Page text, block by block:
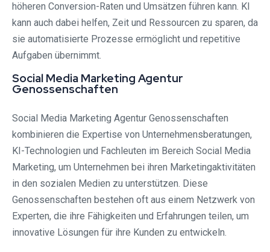
höheren Conversion-Raten und Umsätzen führen kann. KI
kann auch dabei helfen, Zeit und Ressourcen zu sparen, da
sie automatisierte Prozesse ermöglicht und repetitive
Aufgaben übernimmt.
Social Media Marketing Agentur
Genossenschaften
Social Media Marketing Agentur Genossenschaften
kombinieren die Expertise von Unternehmensberatungen,
KI-Technologien und Fachleuten im Bereich Social Media
Marketing, um Unternehmen bei ihren Marketingaktivitäten
in den sozialen Medien zu unterstützen. Diese
Genossenschaften bestehen oft aus einem Netzwerk von
Experten, die ihre Fähigkeiten und Erfahrungen teilen, um
innovative Lösungen für ihre Kunden zu entwickeln.